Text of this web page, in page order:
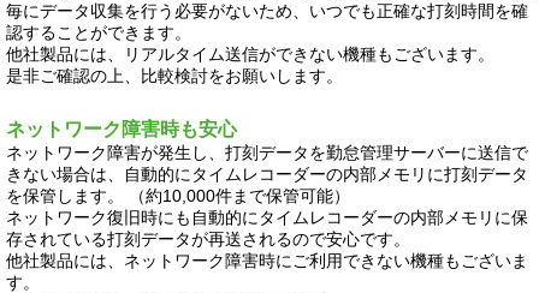
毎にデータ収集を行う必要がないため、いつでも正確な打刻時間を確
認することができます。
他社製品には、リアルタイム送信ができない機種もございます。
是非ご確認の上、比較検討をお願いします。
ネットワーク障害時も安心
ネットワーク障害が発生し、打刻データを勤怠管理サーバーに送信で
きない場合は、自動的にタイムレコーダーの内部メモリに打刻データ
を保管します。 （約10,000件まで保管可能）
ネットワーク復旧時にも自動的にタイムレコーダーの内部メモリに保
存されている打刻データが再送されるので安心です。
他社製品には、ネットワーク障害時にご利用できない機種もございま
す。